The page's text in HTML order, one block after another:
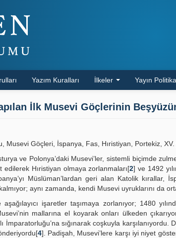
Yazım Kuralları İlkeler Yayın
İlk Musevi Göçlerinin
Musevi Göçleri, İspanya, Fas, Hıristiyan, Portekiz, XV.
ve Polonya’daki Musevi’ler, sistemli biçimde
edilerek Hıristiyan olmaya zorlanmaları[2] ve 1492
Müslüman’lardan geri alan Katolik kırallar,
aynı zamanda, kendi Musevi uyruklarını da
işaretler taşımaya zorlanıyor; 1480
mallarına el koyarak onları ülkeden
İmparatorluğu’na sığınarak coşkuyla karşılanıyordu.
4]. Padişah, Musevi’lere karşı iyi niyet